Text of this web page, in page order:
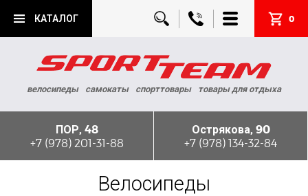
КАТАЛОГ 0
велосипеды самокаты спорттовары товары для отдыха
ПОР, 48
+7 (978) 201-31-88
Острякова, 90
+7 (978) 134-32-84
Велосипеды